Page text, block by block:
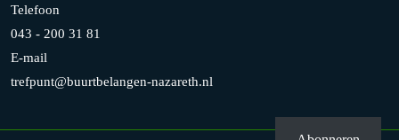
Telefoon
043 - 200 31 81
E-mail
trefpunt@buurtbelangen-nazareth.nl